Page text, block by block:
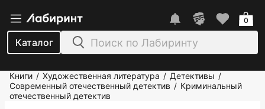
Каталог
0
Книги / Художественная литература / Детективы /
Современный отечественный детектив / Криминальный
отечественный детектив